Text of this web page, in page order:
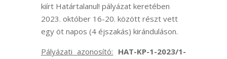
kiírt Határtalanul! pályázat keretében
2023. október 16-20. között részt vett
egy öt napos (4 éjszakás) kiránduláson.
Pályázati azonosító: HAT-KP-1-2023/1-